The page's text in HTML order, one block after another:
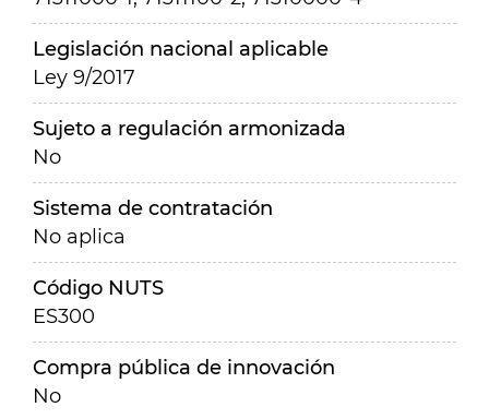
Legislación nacional aplicable
Ley 9/2017
Sujeto a regulación armonizada
No
Sistema de contratación
No aplica
Código NUTS
ES300
Compra pública de innovación
No